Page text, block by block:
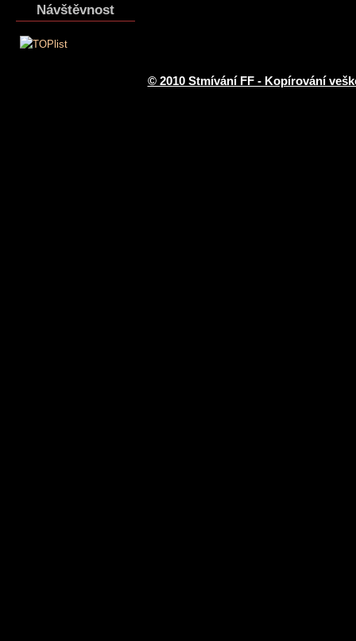
Návštěvnost
© 2010 Stmívání FF - Kopírování